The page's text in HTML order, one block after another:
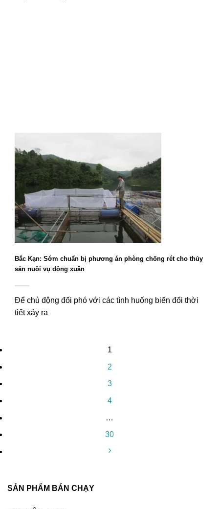
Bắc Kạn: Sớm chuẩn bị phương án phòng chống rét cho thủy
sản nuôi vụ đông xuân
Để chủ động đối phó với các tình huống biến đổi thời
tiết xảy ra
1
2
3
4
…
30
SẢN PHẨM BÁN CHẠY